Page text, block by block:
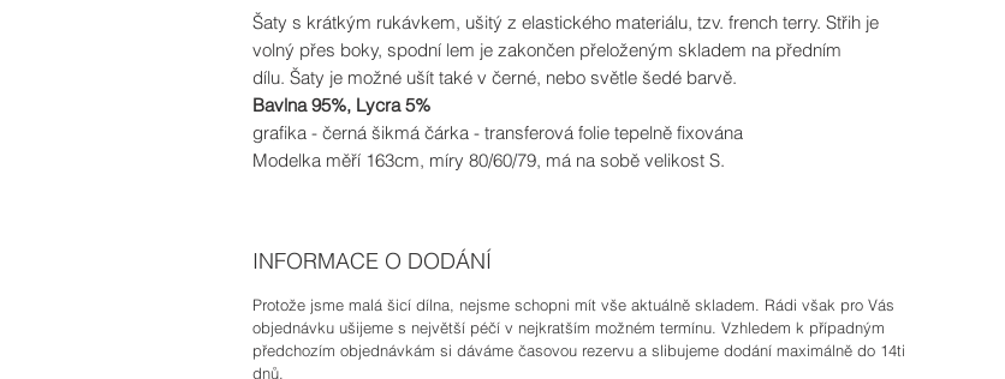
Šaty s krátkým rukávkem, ušitý z elastického materiálu, tzv. french terry. Střih je
volný přes boky, spodní lem je zakončen přeloženým skladem na předním
dílu. Šaty je možné ušít také v černé, nebo světle šedé barvě.
Bavlna 95%, Lycra 5%
grafika - černá šikmá čárka - transferová folie tepelně fixována
Modelka měří 163cm, míry 80/60/79, má na sobě velikost S.
INFORMACE O DODÁNÍ
Protože jsme malá šicí dílna, nejsme schopni mít vše aktuálně skladem. Rádi však pro Vás
objednávku ušijeme s největší péčí v nejkratším možném termínu. Vzhledem k případným
předchozím objednávkám si dáváme časovou rezervu a slibujeme dodání maximálně do 14ti
dnů.